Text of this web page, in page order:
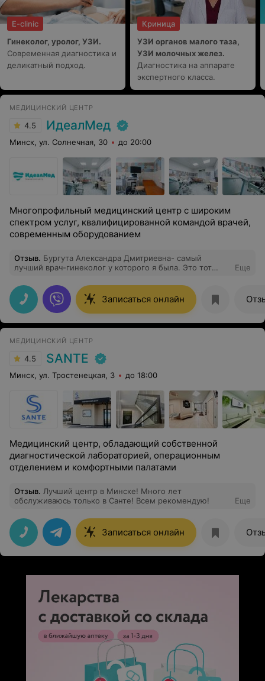
E-clinic
Гинеколог, уролог, УЗИ.
Современная диагностика и
деликатный подход.
Криница
УЗИ органов малого таза,
УЗИ молочных желез.
Диагностика на аппарате
экспертного класса.
МЕДИЦИНСКИЙ ЦЕНТР
4.5 ИдеалМед
Минск, ул. Солнечная, 30 до 20:00
Многопрофильный медицинский центр с широким
спектром услуг, квалифицированной командой врачей,
современным оборудованием
Отзыв. Бургута Александра Дмитриевна- самый
лучший врач-гинеколог у которого я была. Это тот
внутренне. Спасибо за профессионализм и
преданность делу! За ответственное и
доброжелательное отношение к пациенту! Спасибо за
внимание и доброту! Буду всем рекомендовать
Александру Дмитриевну - врача-гинеколога,которая
Еще
Записаться онлайн
МЕДИЦИНСКИЙ ЦЕНТР
4.5 SANTE
Минск, ул. Тростенецкая, 3 до 18:00
Медицинский центр, обладающий собственной
диагностической лабораторией, операционным
отделением и комфортными палатами
Отзыв. Лучший центр в Минске! Много лет
обслуживаюсь только в Санте! Всем рекомендую!
Еще
Записаться онлайн